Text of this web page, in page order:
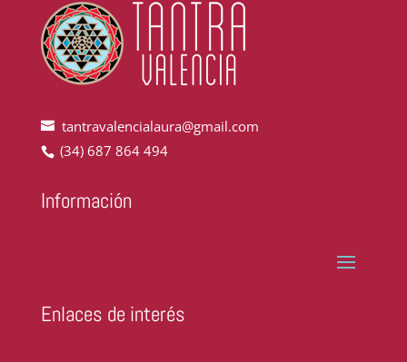
tantravalencialaura@gmail.com
(34) 687 864 494
Información
Enlaces de interés